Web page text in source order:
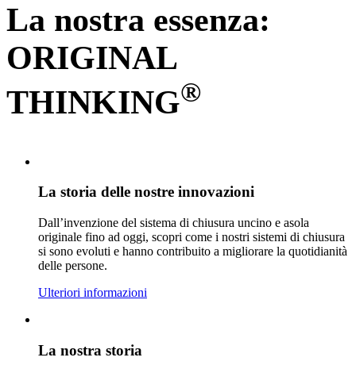
La nostra essenza:
ORIGINAL
THINKING®
La storia delle nostre innovazioni
Dall’invenzione del sistema di chiusura uncino e asola
originale fino ad oggi, scopri come i nostri sistemi di chiusura
si sono evoluti e hanno contribuito a migliorare la quotidianità
delle persone.
Ulteriori informazioni
La nostra storia